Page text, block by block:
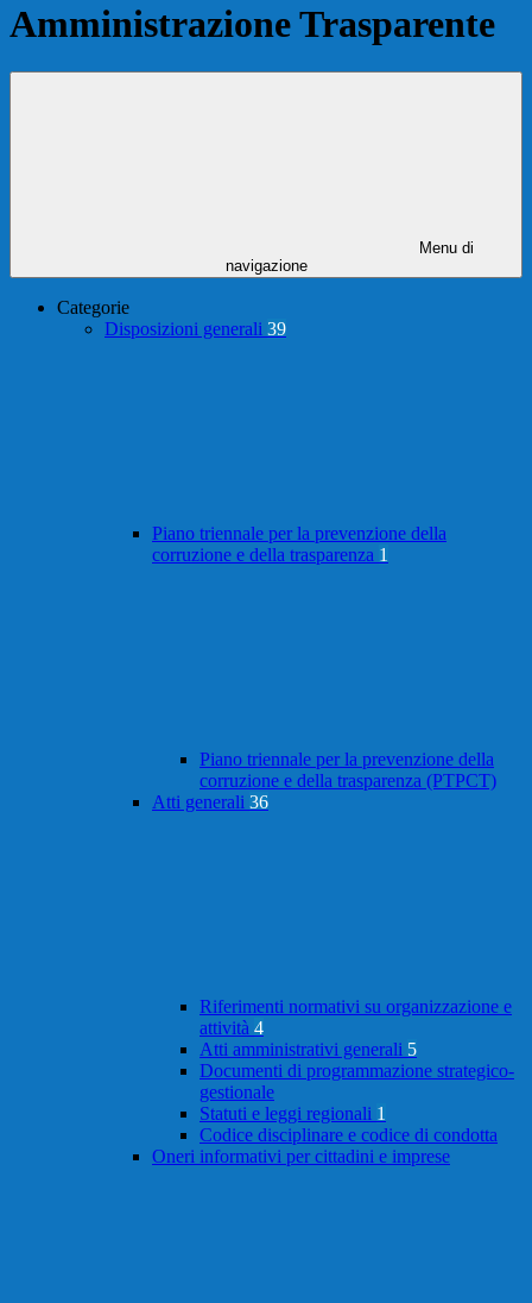
Amministrazione Trasparente
Menu di
navigazione
Categorie
Disposizioni generali 39
Piano triennale per la prevenzione della
corruzione e della trasparenza 1
Piano triennale per la prevenzione della
corruzione e della trasparenza (PTPCT)
Atti generali 36
Riferimenti normativi su organizzazione e
attività 4
Atti amministrativi generali 5
Documenti di programmazione strategico-
gestionale
Statuti e leggi regionali 1
Codice disciplinare e codice di condotta
Oneri informativi per cittadini e imprese